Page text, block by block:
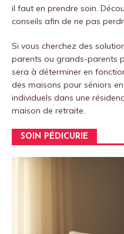
il faut en prendre soin.
conseils afin de ne pas
Si vous cherchez des
parents ou grands-parents
sera à déterminer en
des maisons pour séniors
individuels dans une
maison de retraite.
SOIN PÉDICURIE